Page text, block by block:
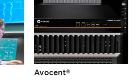
Avocent®